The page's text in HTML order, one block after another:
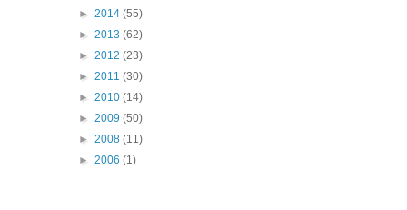
► 2014 (55)
► 2013 (62)
► 2012 (23)
► 2011 (30)
► 2010 (14)
► 2009 (50)
► 2008 (11)
► 2006 (1)